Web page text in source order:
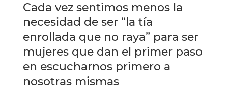
Cada vez sentimos menos la
necesidad de ser “la tía
enrollada que no raya” para ser
mujeres que dan el primer paso
en escucharnos primero a
nosotras mismas